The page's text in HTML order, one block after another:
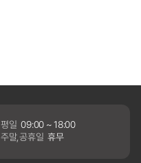
평일 09:00 ~ 18:00
주말,공휴일 휴무